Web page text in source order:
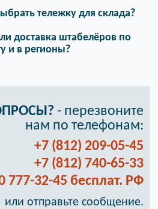
тележку для склада?
доставка штабелёров по
и в регионы?
- перезвоните
нам по телефонам:
+7 (812) 209-05-45
+7 (812) 740-65-33
777-32-45 бесплат. РФ
или отправьте сообщение.